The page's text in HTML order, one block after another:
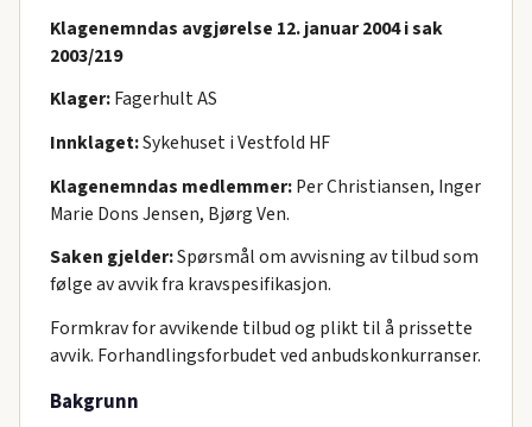
Klagenemndas avgjørelse 12. januar 2004 i sak
2003/219
Klager:Fagerhult AS
Innklaget:Sykehuset i Vestfold HF
Klagenemndas medlemmer:Per Christiansen, Inger
Marie Dons Jensen, Bjørg Ven.
Saken gjelder:Spørsmål om avvisning av tilbud som
følge av avvik fra kravspesifikasjon.
Formkrav for avvikende tilbud og plikt til å prissette
avvik. Forhandlingsforbudet ved anbudskonkurranser.
Bakgrunn